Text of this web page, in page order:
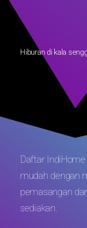
Hiburan di kala
Daftar
mudah dengan
pemasangan
sediakan.